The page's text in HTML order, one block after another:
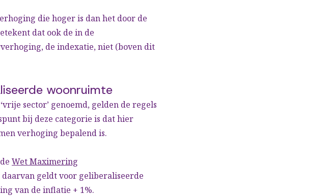
die hoger is dan het door de
dat ook de in de
de indexatie, niet (boven dit
woonruimte
sector’ genoemd, gelden de regels
bij deze categorie is dat hier
verhoging bepalend is.
Wet Maximering
daarvan geldt voor geliberaliseerde
van de inflatie + 1%.